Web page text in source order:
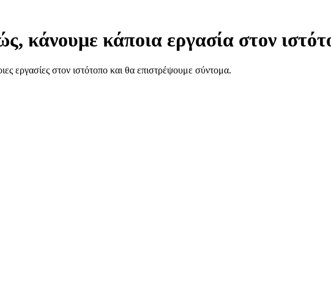
κάνουμε κάποια εργασία στον
εργασίες στον ιστότοπο και θα επιστρέψουμε σύντομα.